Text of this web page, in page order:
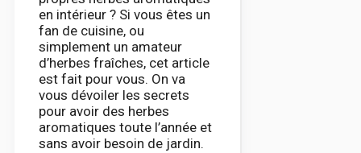
en intérieur ? Si vous êtes un
fan de cuisine, ou
simplement un amateur
d’herbes fraîches, cet article
est fait pour vous. On va
vous dévoiler les secrets
pour avoir des herbes
aromatiques toute l’année et
sans avoir besoin de jardin.